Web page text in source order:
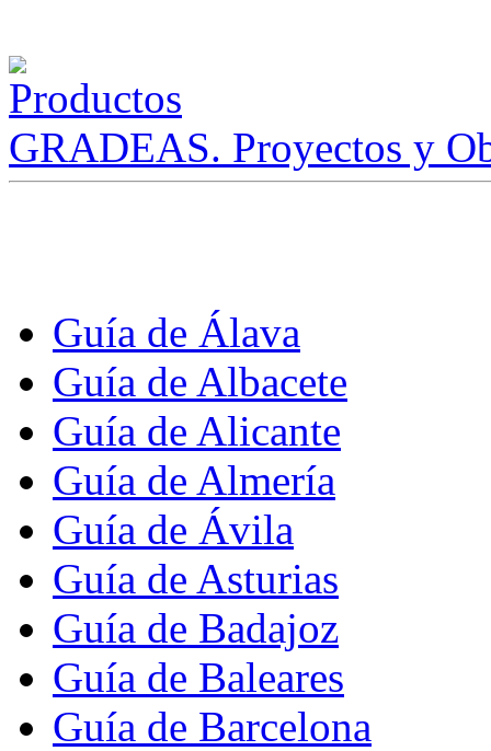
GRADEAS. Proyectos y
Guía de Álava
Guía de Albacete
Guía de Alicante
Guía de Almería
Guía de Ávila
Guía de Asturias
Guía de Badajoz
Guía de Baleares
Guía de Barcelona